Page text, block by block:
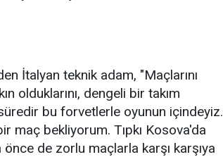
İtalyan teknik adam, "Maçlarını
olduklarını, dengeli bir takım
bu forvetlerle oyunun içindeyiz.
maç bekliyorum. Tıpkı Kosova'da
önce de zorlu maçlarla karşı karşıya